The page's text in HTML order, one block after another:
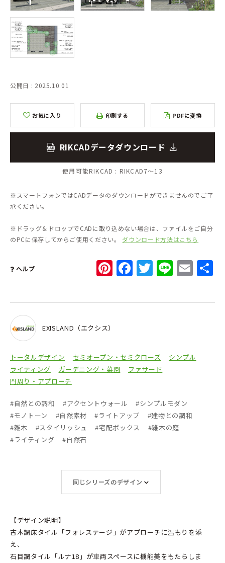
公開日 : 2025.10.01
お気に入り 印刷する PDFに変換
RIKCADデータダウンロード
使用可能RIKCAD : RIKCAD7～13
※スマートフォンではCADデータのダウンロードができませんのでご了
承ください。
※ドラッグ＆ドロップでCADに取り込めない場合は、ファイルをご自分
のPCに保存してからご使用ください。 ダウンロード方法はこちら
ヘルプ Pinterest
Facebook
Twitter
Line
EXISLAND（エクシス）
トータルデザイン セミオープン・セミクローズ
シンプル
ライティング
ガーデニング・菜園
ファサード
門周り・アプローチ
#自然との調和 #アクセントウォール #シンプルモダン
#モノトーン #自然素材 #ライトアップ #建物との調和
#雑木 #スタイリッシュ #宅配ボックス #雑木の庭
#ライティング #自然石
同じシリーズのデザイン
【デザイン説明】
古木調床タイル「フォレステージ」がアプローチに温もりを添
え、
石目調タイル「ルナ18」が車両スペースに機能美をもたらしま